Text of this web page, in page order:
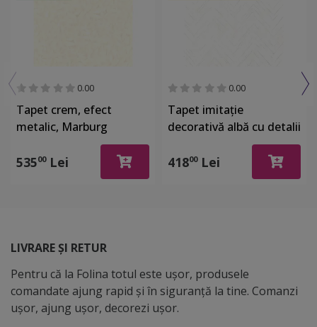
0.00
Tapet crem, efect
metalic, Marburg
Gloockler 52502
53500Lei
0.00
Tapet imitaţie
decorativă albă cu detalii
argintii, Marburg 32034
41800Lei
LIVRARE ȘI RETUR
Pentru că la Folina totul este ușor, produsele
comandate ajung rapid și în siguranță la tine. Comanzi
ușor, ajung ușor, decorezi ușor.